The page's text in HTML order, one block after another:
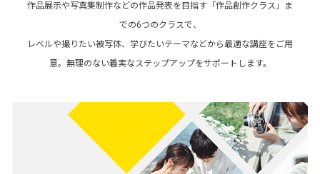
作品展示や写真集制作などの作品発表を目指す「作品創作クラス」ま
での6つのクラスで、
レベルや撮りたい被写体、学びたいテーマなどから最適な講座をご用
意。無理のない着実なステップアップをサポートします。